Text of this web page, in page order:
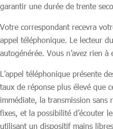
garantir une durée de trente
Votre correspondant recevra
appel téléphonique. Le lecteur
autogénérée. Vous n’avez rien à
L’appel téléphonique présente
taux de réponse plus élevé que
immédiate, la transmission sans
fixes, et la possibilité d’écouter
utilisant un dispositif mains